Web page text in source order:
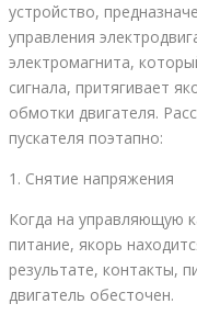
устройство,
управления
электромагнита,
сигнала, притягивает
обмотки двигателя.
пускателя поэтапно:
1. Снятие напряжения
Когда на управляющую
питание, якорь
результате, контакты,
двигатель обесточен.